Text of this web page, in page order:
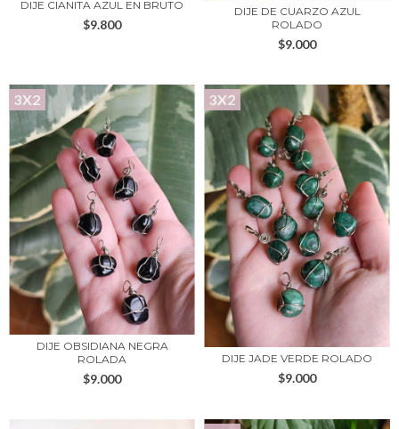
DIJE CIANITA AZUL EN BRUTO
$9.800
DIJE DE CUARZO AZUL
ROLADO
$9.000
3X2
DIJE OBSIDIANA NEGRA
ROLADA
$9.000
3X2
DIJE JADE VERDE ROLADO
$9.000